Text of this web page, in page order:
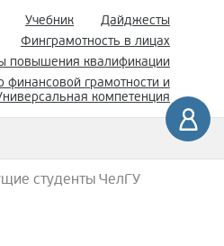
Учебник
Дайджесты
Финграмотность в лицах
повышения квалификации
грамотности и
компетенция
студенты ЧелГУ